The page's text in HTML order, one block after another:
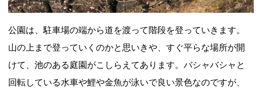
公園は、駐車場の端から道を渡って階段を登っていきます。
山の上まで登っていくのかと思いきや、すぐ平らな場所が開
けて、池のある庭園がこしらえてあります。バシャバシャと
回転している水車や鯉や金魚が泳いで良い景色なのですが、